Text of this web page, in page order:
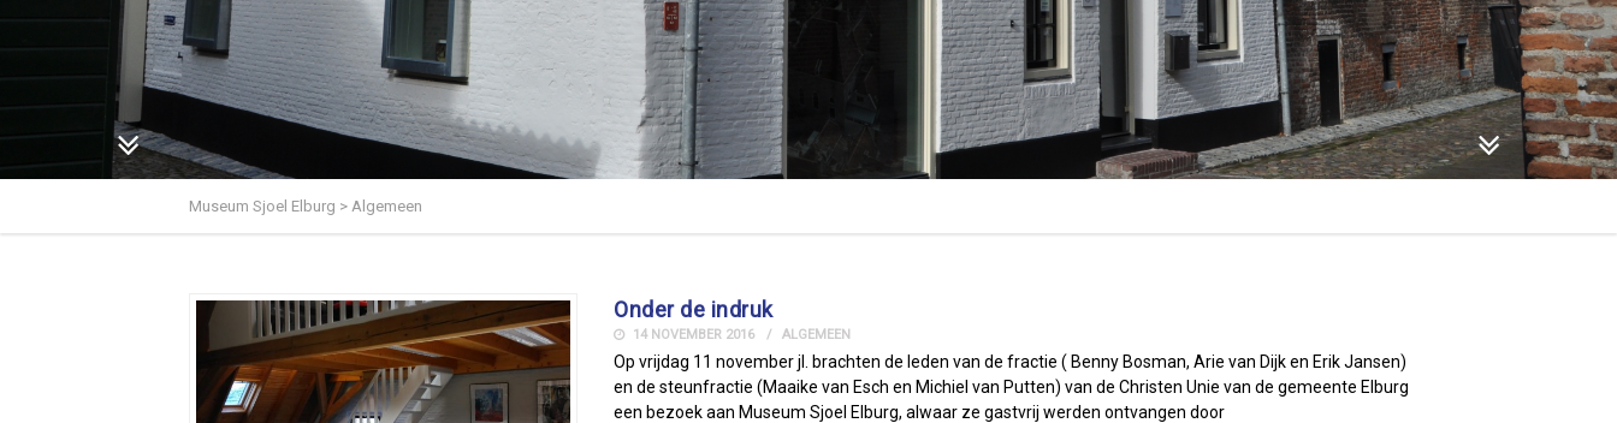
Museum Sjoel Elburg > Algemeen
Onder de indruk
14 NOVEMBER 2016 ALGEMEEN
Op vrijdag 11 november jl. brachten de leden van de fractie ( Benny Bosman, Arie van Dijk en Erik Jansen)
en de steunfractie (Maaike van Esch en Michiel van Putten) van de Christen Unie van de gemeente Elburg
een bezoek aan Museum Sjoel Elburg, alwaar ze gastvrij werden ontvangen door